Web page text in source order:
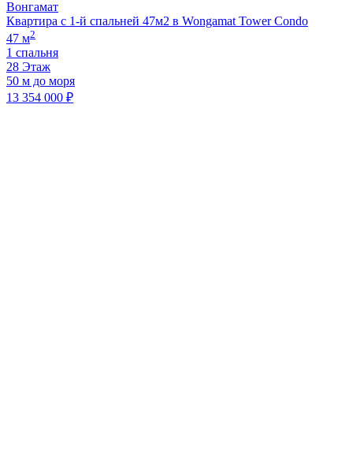
Вонгамат
Квартира с 1-й спальней 47м2 в Wongamat Tower Condo
47 м2
1 спальня
28 Этаж
50 м до моря
13 354 000 ₽